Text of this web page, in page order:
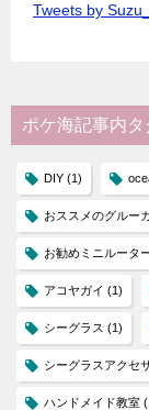
Tweets by
ポケ海記事内タ
DIY (1)
おススメのグルー
お勧めミニルータ
アコヤガイ (1)
シーグラス (1)
シーグラスアクセ
ハンドメイド教室